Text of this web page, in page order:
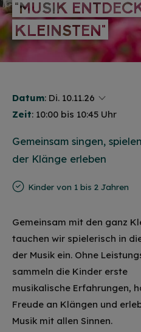
"MUSIK
KLEINSTEN"
"MUSIK
KLEINSTEN"
Datum: Di. 10.11.26
Zeit: 10:00 bis 10:45 Uhr
Gemeinsam singen,
der Klänge erleben
Kinder von 1 bis 2 Jahren
Gemeinsam mit den ganz
tauchen wir spielerisch in
der Musik ein. Ohne
sammeln die Kinder erste
musikalische Erfahrungen,
Freude an Klängen und
Musik mit allen Sinnen.